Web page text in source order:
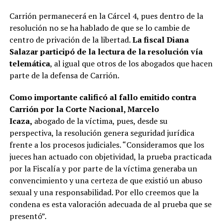
Carrión permanecerá en la Cárcel 4, pues dentro de la
resolución no se ha hablado de que se lo cambie de
centro de privación de la libertad.La fiscal Diana
Salazar participó de la lectura de la resolución vía
telemática, al igual que otros de los abogados que hacen
parte de la defensa de Carrión.
Como importante calificó al fallo emitido contra
Carrión por la Corte Nacional, Marcelo
Icaza, abogado de la víctima, pues, desde su
perspectiva, la resolución genera seguridad jurídica
frente a los procesos judiciales. “Consideramos que los
jueces han actuado con objetividad, la prueba practicada
por la Fiscalía y por parte de la víctima generaba un
convencimiento y una certeza de que existió un abuso
sexual y una responsabilidad. Por ello creemos que la
condena es esta valoración adecuada de al prueba que se
presentó”.